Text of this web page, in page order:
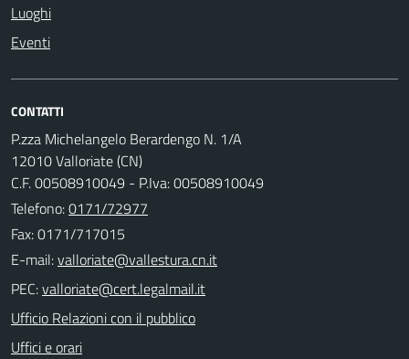
Luoghi
Eventi
CONTATTI
P.zza Michelangelo Berardengo N. 1/A
12010 Valloriate (CN)
C.F. 00508910049 - P.Iva: 00508910049
Telefono:0171/72977
Fax: 0171/717015
E-mail:
PEC:
Ufficio Relazioni con il pubblico
Uffici e orari